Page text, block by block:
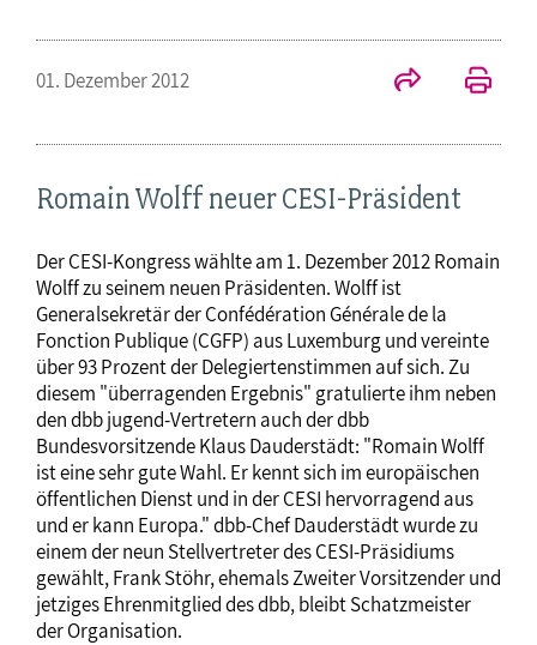
01. Dezember 2012
Romain Wolff neuer CESI-Präsident
Der CESI-Kongress wählte am 1. Dezember 2012 Romain
Wolff zu seinem neuen Präsidenten. Wolff ist
Generalsekretär der Confédération Générale de la
Fonction Publique (CGFP) aus Luxemburg und vereinte
über 93 Prozent der Delegiertenstimmen auf sich. Zu
diesem "überragenden Ergebnis" gratulierte ihm neben
den dbb jugend-Vertretern auch der dbb
Bundesvorsitzende Klaus Dauderstädt: "Romain Wolff
ist eine sehr gute Wahl. Er kennt sich im europäischen
öffentlichen Dienst und in der CESI hervorragend aus
und er kann Europa." dbb-Chef Dauderstädt wurde zu
einem der neun Stellvertreter des CESI-Präsidiums
gewählt, Frank Stöhr, ehemals Zweiter Vorsitzender und
jetziges Ehrenmitglied des dbb, bleibt Schatzmeister
der Organisation.